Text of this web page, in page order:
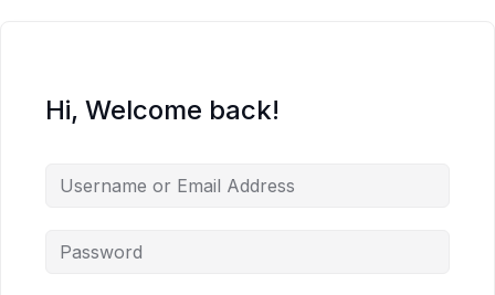
Hi, Welcome back!